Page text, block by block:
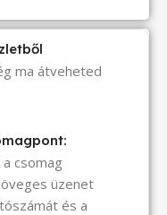
ma átveheted
csomag
üzenet
és a